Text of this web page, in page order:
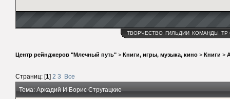
ТВОРЧЕСТВО ГИЛЬДИИ КОМАНДЫ ТР
Центр рейнджеров "Млечный путь" > Книги, игры, музыка, кино > Книги >
Страниц: [1] 2 3
Все
Тема: Аркадий И Борис Стругацкие